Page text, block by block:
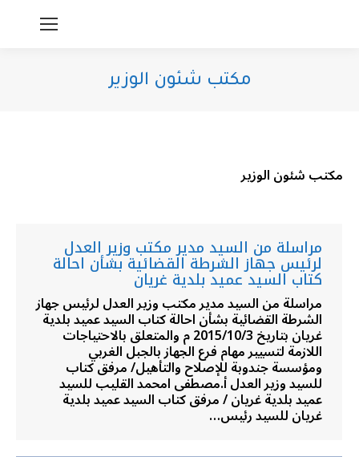
مكتب شئون الوزير
مكتب شئون الوزير
مراسلة من السيد مدير مكتب وزير العدل
لرئيس جهاز الشرطة القضائية بشأن احالة
كتاب السيد عميد بلدية غريان
مراسلة من السيد مدير مكتب وزير العدل لرئيس جهاز
الشرطة القضائية بشأن احالة كتاب السيد عميد بلدية
غريان بتاريخ 2015/10/3 م والمتعلق بالاحتياجات
اللازمة لتسيير مهام فرع الجهاز بالجبل الغربي
ومؤسسة جندوبة للإصلاح والتأهيل/ مرفق كتاب
للسيد وزير العدل أ.مصطفى امحمد القليب للسيد
عميد بلدية غريان / مرفق كتاب السيد عميد بلدية
غريان للسيد رئيس…